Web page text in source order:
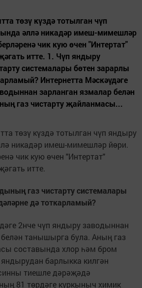
төзү күздә тотылган чүп
әллә никадәр имеш-мимешләр
чик кую өчен "Интертат"
итте. 1. Чүп яндыру
системалары бөтен зарарлы
Интернетта Мәскәүдәге
зарланган язмалар белән
газ чистарту җайланмасы...
төзү күздә тотылган чүп яндыру
никадәр имеш-мимешләр йөри.
чик кую өчен "Интертат"
итте.
газ чистарту системалары
дә тоткарламый?
2нче чүп яндыру заводыннан
танышырга була. Аның газ
составында хлор һәм бром
барлыкка килгән
тиешле дәрәҗәдә
81 төрдәге куркыныч химик